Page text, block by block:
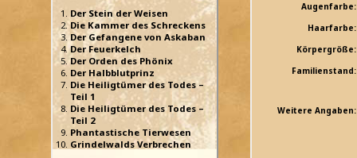
Der Stein der Weisen
Die Kammer des Schreckens
Der Gefangene von Askaban
Der Feuerkelch
Der Orden des Phönix
Der Halbblutprinz
Die Heiligtümer des Todes –
Teil 1
Die Heiligtümer des Todes –
Teil 2
Phantastische Tierwesen
Grindelwalds Verbrechen
Augenfarbe:
Haarfarbe:
Körpergröße:
Familienstand:
Weitere Angaben: